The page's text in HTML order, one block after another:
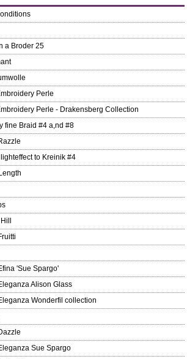
a Broder 25
Perle
Perle - Drakensberg Collection
fine Braid #4 a,nd #8
to Kreinik #4
'Sue Spargo'
Alison Glass
Wonderfil collection
Sue Spargo